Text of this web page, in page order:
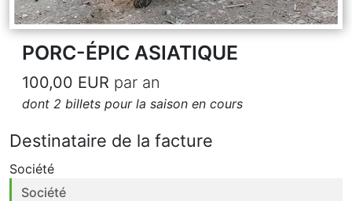
PORC-ÉPIC ASIATIQUE
100,00 EUR par an
dont 2 billets pour la saison en cours
Destinataire de la facture
Société